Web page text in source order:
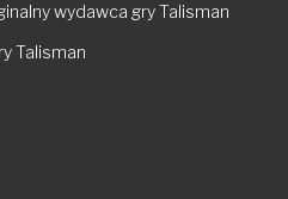
wydawca gry Talisman
Talisman